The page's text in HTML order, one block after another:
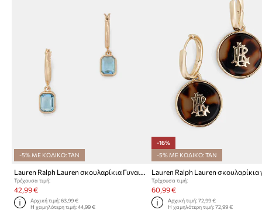
-5% ΜΕ ΚΩΔΙΚΟ: TAN
Lauren Ralph Lauren σκουλαρίκια Γυναικεία από μέταλλο POSEY
Τρέχουσα τιμή:
42,99 €
Αρχική τιμή:63,99 €
Η χαμηλότερη τιμή:44,99 €
-16%
-5% ΜΕ ΚΩΔΙΚΟ: TAN
Τρέχουσα τιμή:
60,99 €
Αρχική τιμή: 72,99 €
Η χαμηλότερη τιμή: 72,99 €